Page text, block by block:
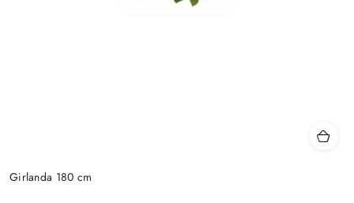
Girlanda 180 cm